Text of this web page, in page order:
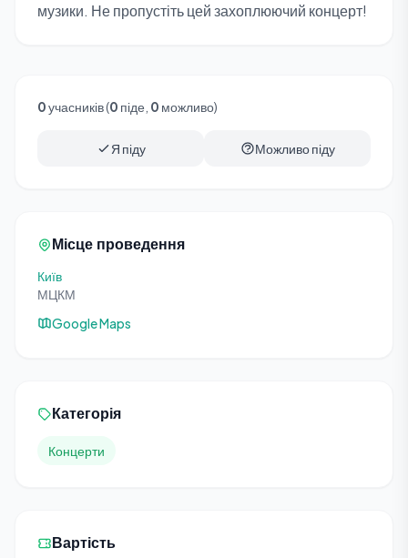
музики. Не пропустіть цей захоплюючий концерт!
0учасників (0 піде, 0 можливо)
Я піду Можливо піду
Місце проведення
Київ
МЦКМ
Google Maps
Категорія
Концерти
Вартість